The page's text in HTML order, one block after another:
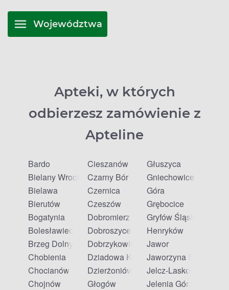
Województwa
Apteki, w których
odbierzesz zamówienie z
Apteline
Bardo
Bielany Wrocławskie
Bielawa
Bierutów
Bogatynia
Bolesławiec
Brzeg Dolny
Chobienia
Chocianów
Chojnów
Cieszanów
Czarny Bór
Czernica
Czeszów
Dobromierz
Dobroszyce
Dobrzykowice
Dziadowa Kłoda
Dzierżoniów
Głogów
Głuszyca
Gniechowice
Góra
Grębocice
Gryfów Śląski
Henryków
Jawor
Jaworzyna Śląska
Jelcz-Laskowice
Jelenia Góra